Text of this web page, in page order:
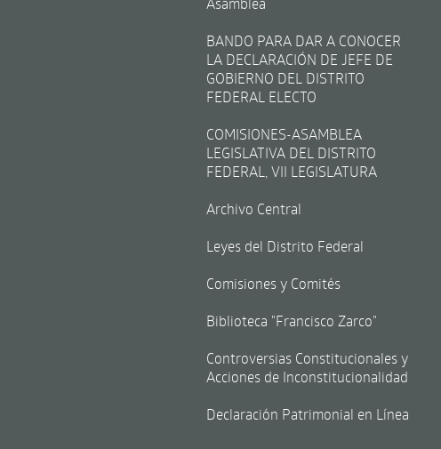
BANDO PARA DAR A CONOCER
LA DECLARACIÓN DE JEFE DE
GOBIERNO DEL DISTRITO
FEDERAL ELECTO
COMISIONES-ASAMBLEA
LEGISLATIVA DEL DISTRITO
FEDERAL, VII LEGISLATURA
Archivo Central
Leyes del Distrito Federal
Comisiones y Comités
Biblioteca "Francisco Zarco"
Controversias Constitucionales y
Acciones de Inconstitucionalidad
Declaración Patrimonial en Línea